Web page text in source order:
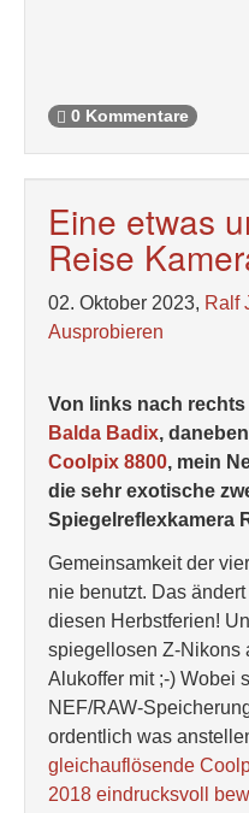
0 Kommentare
Eine etwas
Reise
02. Oktober 2023, Ralf
Ausprobieren
Von links nach
Balda Badix,
Coolpix 8800, mein
die sehr exotische
Spiegelreflexkamera
Gemeinsamkeit der
nie benutzt. Das
diesen Herbstferien!
spiegellosen Z-Nikons
Alukoffer mit ;-) Wobei
NEF/RAW-
ordentlich was
gleichauflösende
2018 eindrucksvoll